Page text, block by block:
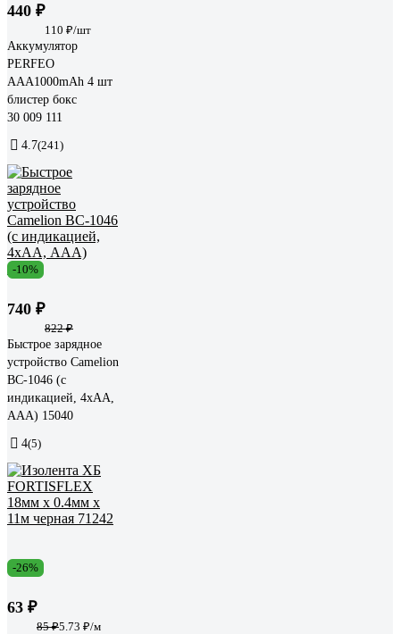
440 ₽
110 ₽/шт
Аккумулятор
PERFEO
AAA1000mAh 4 шт
блистер бокс
30 009 111
4.7(241)
-10%
740 ₽
822 ₽
Быстрое зарядное
устройство Camelion
BC-1046 (с
индикацией, 4хАА,
ААА) 15040
4(5)
-26%
63 ₽
85 ₽5.73 ₽/м